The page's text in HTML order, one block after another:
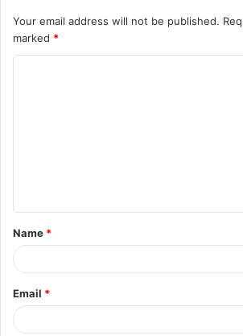
Your email address will not be published.
marked *
t
*
Name *
Email *